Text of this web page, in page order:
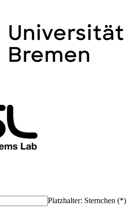
Platzhalter: Sternchen (*)